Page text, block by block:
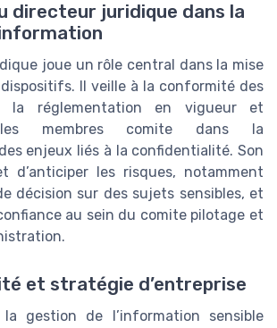
directeur juridique dans la
joue un rôle central dans la mise
Il veille à la conformité des
la réglementation en vigueur et
les membres comite dans la
enjeux liés à la confidentialité. Son
d’anticiper les risques, notamment
décision sur des sujets sensibles, et
au sein du comite pilotage et
et stratégie d’entreprise
gestion de l’information sensible